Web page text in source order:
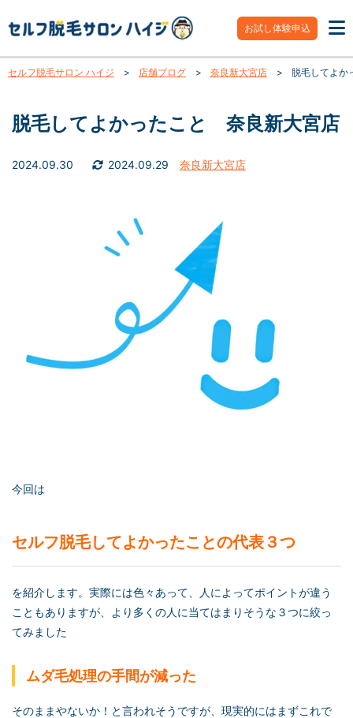
お試し体験申込
セルフ脱毛サロン ハイジ > 店舗ブログ > 奈良新大宮店 > 脱毛してよ
脱毛してよかったこと 奈良新大宮店
2024.09.30 2024.09.29 奈良新大宮店
今回は
セルフ脱毛してよかったことの代表３つ
を紹介します。実際には色々あって、人によってポイントが違う
こともありますが、より多くの人に当てはまりそうな３つに絞っ
てみました
ムダ毛処理の手間が減った
そのままやないか！と言われそうですが、現実的にはまずこれで